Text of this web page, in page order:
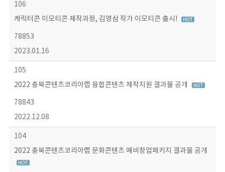
106
캐릭터콘 이모티콘 제작과정, 김영삼 작가 이모티콘 출시!
78853
2023.01.16
105
2022 충북콘텐츠코리아랩 융합콘텐츠 제작지원 결과물 공개
78843
2022.12.08
104
2022 충북콘텐츠코리아랩 문화콘텐츠 예비창업패키지 결과물 공개